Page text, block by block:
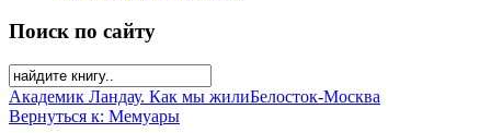
Поиск по сайту
Академик Ландау. Как мы жилиБелосток-Москва
Вернуться к: Мемуары